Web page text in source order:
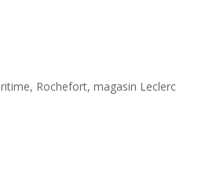
Rochefort, magasin Leclerc